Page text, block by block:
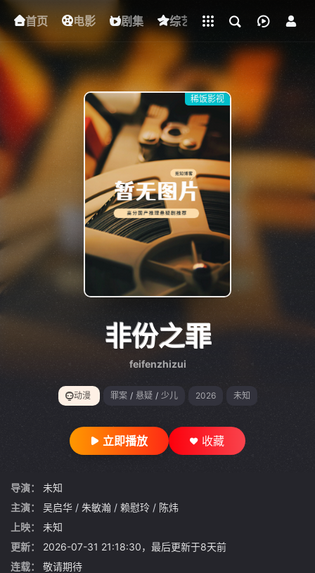
首页 电影 剧集 综艺 动漫 短剧
下载客户端
稀饭影视
非份之罪
feifenzhizui
动漫 罪案 / 悬疑 / 少儿 2026 未知
立即播放 收藏
导演：
未知
主演：
吴启华 / 朱敏瀚 / 赖慰玲 / 陈炜
上映：
未知
更新：
2026-07-31 21:18:30，最后更新于8天前
连载：
敬请期待